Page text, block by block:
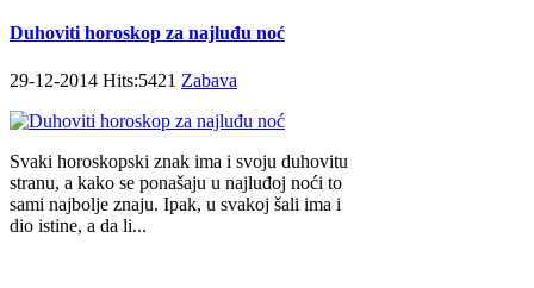
Duhoviti horoskop za najluđu noć
29-12-2014 Hits:5421 Zabava
Svaki horoskopski znak ima i svoju duhovitu
stranu, a kako se ponašaju u najluđoj noći to
sami najbolje znaju. Ipak, u svakoj šali ima i
dio istine, a da li...